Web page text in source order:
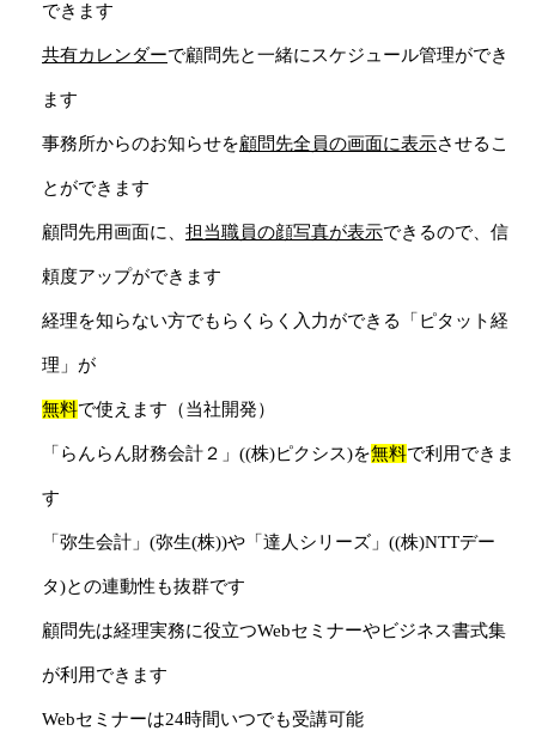
できます
共有カレンダーで顧問先と一緒にスケジュール管理ができ
ます
事務所からのお知らせを顧問先全員の画面に表示させるこ
とができます
顧問先用画面に、 担当職員の顔写真が表示できるので、信
頼度アップができます
経理を知らない方でもらくらく入力ができる「ピタット経
理」が
無料で使えます（当社開発）
「らんらん財務会計２」((株)ピクシス)を無料で利用できま
す
「弥生会計」(弥生(株))や「達人シリーズ」((株)NTTデー
タ)との連動性も抜群です
顧問先は経理実務に役立つWebセミナーやビジネス書式集
が利用できます
Webセミナーは24時間いつでも受講可能